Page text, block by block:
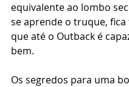
equivalente ao lombo
se aprende o truque, fica
que até o Outback é
bem.
Os segredos para uma